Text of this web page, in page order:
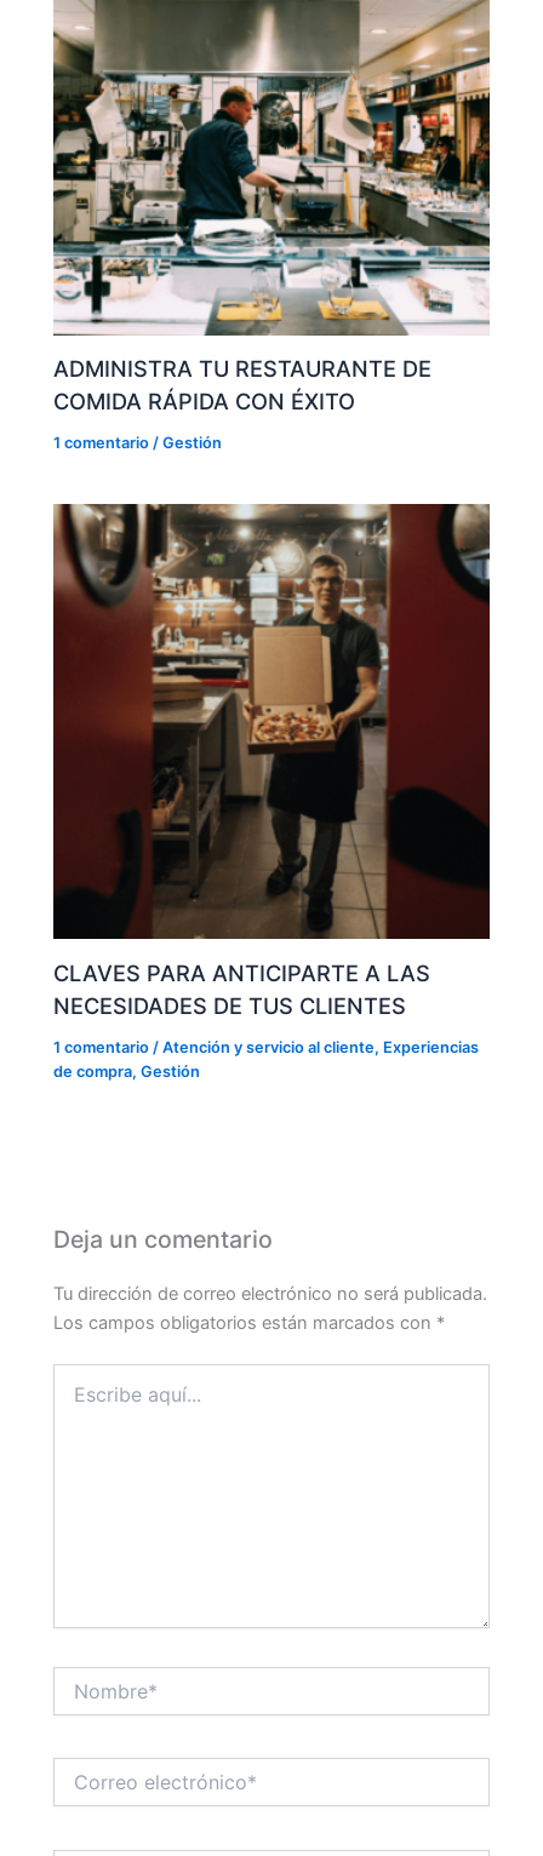
ADMINISTRA TU RESTAURANTE DE
COMIDA RÁPIDA CON ÉXITO
1 comentario /Gestión
CLAVES PARA ANTICIPARTE A LAS
NECESIDADES DE TUS CLIENTES
1 comentario /Atención y servicio al cliente, Experiencias
de compra,Gestión
Deja un comentario
Tu dirección de correo electrónico no será publicada.
Los campos obligatorios están marcados con *
aquí...
electrónico*